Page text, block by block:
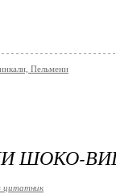
Пельмени
ШОКО-
цитатник